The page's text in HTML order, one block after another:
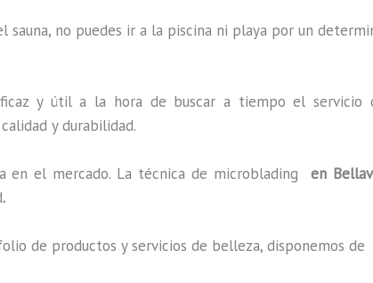
sauna, no puedes ir a la piscina ni playa por un
y útil a la hora de buscar a tiempo el servicio
y durabilidad.
en el mercado. La técnica de microblading en
.
de productos y servicios de belleza, disponemos